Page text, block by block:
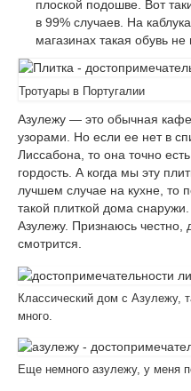
Аренда авто в
опыт
ГОЛЛАНДИЯ
10 вещей, которые
Амстердаме. Только
Улицы Амстердама
ХОРВАТИЯ
Путешествие по
ГРЕЦИЯ
Аренда авто в
плоской подошве. Вот
в 99% случаев. На
магазинах такая обувь не
Тротуары в Португалии
Азулежу — это обычная
узорами. Но если ее нет в
Лиссабона, то она точно
гордость. А когда мы эту
лучшем случае на кухне, то
такой плиткой дома
Азулежу. Признаюсь честно,
смотрится.
Классический дом с Азулежу,
много.
Еще немного азулежу, у меня